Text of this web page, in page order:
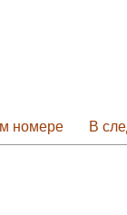
номере В